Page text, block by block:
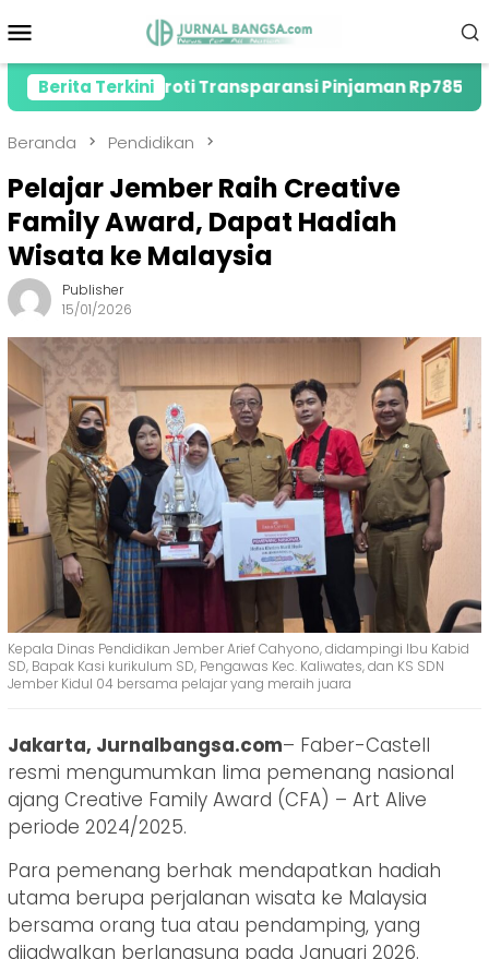
ke
Mobile
Berita Terkini
Soroti Transparansi Pinjaman Rp785 Miliar
Beranda Pendidikan
Pelajar Jember Raih Creative
Family Award, Dapat Hadiah
Wisata ke Malaysia
Publisher
15/01/2026
Kepala Dinas Pendidikan Jember Arief Cahyono, didampingi Ibu Kabid
SD, Bapak Kasi kurikulum SD, Pengawas Kec. Kaliwates, dan KS SDN
Jember Kidul 04 bersama pelajar yang meraih juara
Jakarta, Jurnalbangsa.com– Faber-Castell
resmi mengumumkan lima pemenang nasional
ajang Creative Family Award (CFA) – Art Alive
periode 2024/2025.
Para pemenang berhak mendapatkan hadiah
utama berupa perjalanan wisata ke Malaysia
bersama orang tua atau pendamping, yang
dijadwalkan berlangsung pada Januari 2026.